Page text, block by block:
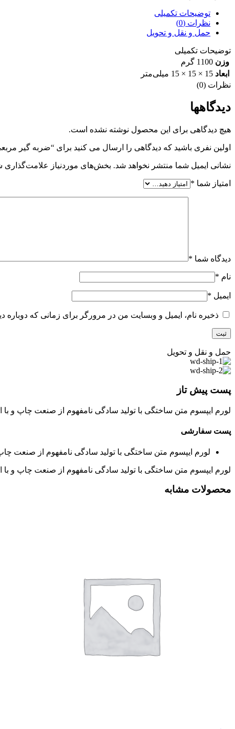
عددتوضیحات تکمیلی
نظرات (0)
حمل و نقل و تحویل
توضیحات تکمیلی
وزن 1100 گرم
ابعاد 15 × 15 × 15 میلی‌متر
نظرات (0)
دیدگاهها
هیچ دیدگاهی برای این محصول نوشته نشده است.
اولین نفری باشید که دیدگاهی را ارسال می کنید برای “ضربه گیر مربعی پژو 405 وجودی
نشانی ایمیل شما منتشر نخواهد شد. بخش‌های موردنیاز علامت‌گذاری
امتیاز شما *
دیدگاه شما *
نام *
ایمیل *
ذخیره نام، ایمیل و وبسایت من در مرورگر برای زمانی که دوباره
حمل و نقل و تحویل
پست پیش تاز
لورم ایپسوم متن ساختگی با تولید سادگی نامفهوم از صنعت چاپ و
پست سفارشی
لورم ایپسوم متن ساختگی با تولید سادگی نامفهوم از صنعت
لورم ایپسوم متن ساختگی با تولید سادگی نامفهوم از صنعت چاپ و
محصولات مشابه